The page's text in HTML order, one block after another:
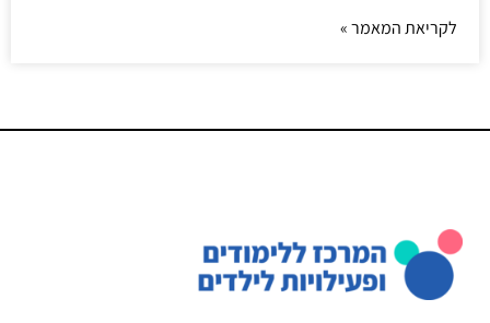
לקריאת המאמר »